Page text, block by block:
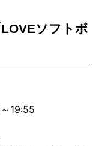
ソフトボ
19:55